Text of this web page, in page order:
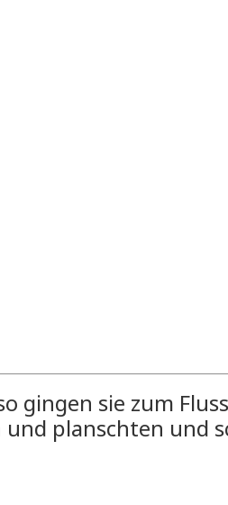
gingen sie zum
planschten und